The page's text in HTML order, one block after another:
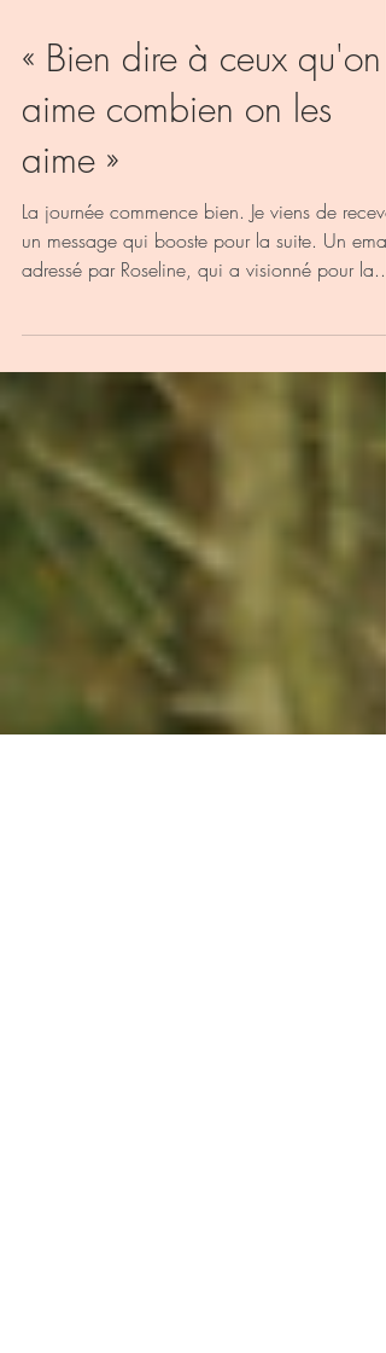
« Bien dire à ceux qu'on
aime combien on les
aime »
La journée commence bien. Je viens de
un message qui booste pour la suite. Un email
adressé par Roseline, qui a visionné pour la...